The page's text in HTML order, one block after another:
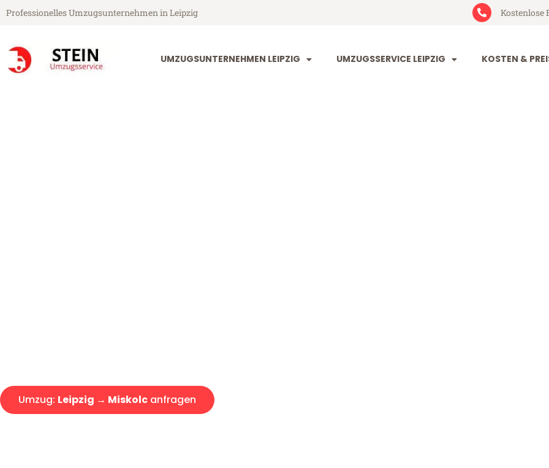
Professionelles Umzugsunternehmen in Leipzig Kostenlose
UMZUGSUNTERNEHMEN LEIPZIG UMZUGSSERVICE LEIPZIG KOSTEN &
Umzug: Leipzig → Miskolc anfragen